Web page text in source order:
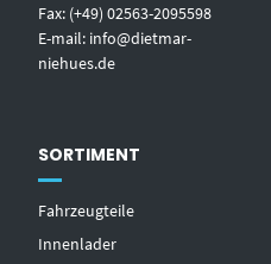
Fax: (+49) 02563-2095598
E-mail: info@dietmar-
niehues.de
SORTIMENT
Fahrzeugteile
Innenlader